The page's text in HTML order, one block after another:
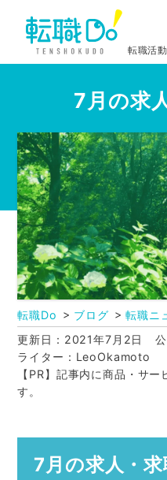
転職活
7月の求
転職Do ブログ 転職ニ
更新日：2021年7月2日
ライター：LeoOkamoto
【PR】記事内に商品・サ
す。
7月の求人・